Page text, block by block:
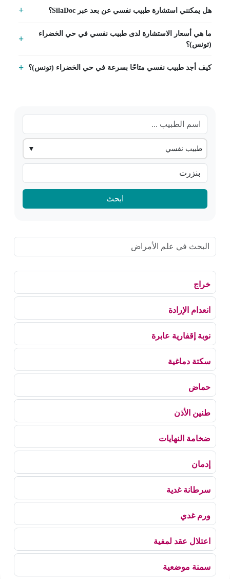
طبيب نفسي
ابحث
خراج
انعدام الإرادة
نوبة إقفارية عابرة
سكتة دماغية
حماض
طنين الأذن
ضخامة النهايات
إدمان
سرطانة غدية
ورم غدي
اعتلال عقد لمفية
سمنة موضعية
هل يمكنني استشارة طبيب نفسي عن بعد عبر SilaDoc؟
ما هي أسعار الاستشارة لدى طبيب نفسي في حي الخضراء
(تونس)؟
كيف أجد طبيب نفسي متاحًا بسرعة في حي الخضراء (تونس)؟